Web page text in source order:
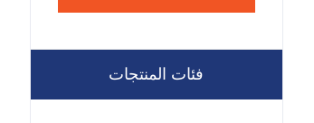
فئات المنتجات